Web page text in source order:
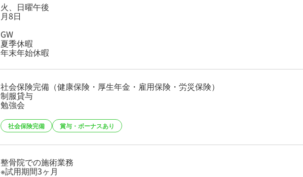
火、日曜午後
月8日
GW
夏季休暇
年末年始休暇
社会保険完備（健康保険・厚生年金・雇用保険・労災保険）
制服貸与
勉強会
社会保険完備 賞与・ボーナスあり
整骨院での施術業務
※試用期間3ヶ月